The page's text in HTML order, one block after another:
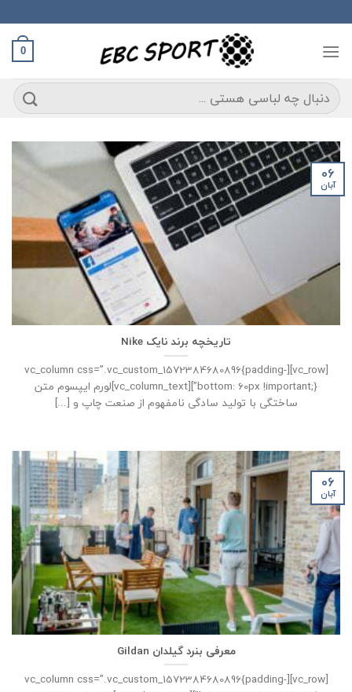
to
content
0
جستجو
برای:
تاریخچه برند نایک Nike
[vc_row][vc_column css=”.vc_custom_1572384680896{padding-
bottom: 60px !important;}”][vc_column_text]لورم ایپسوم متن
ساختگی با تولید سادگی نامفهوم از صنعت چاپ و [...]
06
آبان
معرفی بنرد گیلدان Gildan
[vc_row][vc_column css=”.vc_custom_1572384680896{padding-
06
آبان